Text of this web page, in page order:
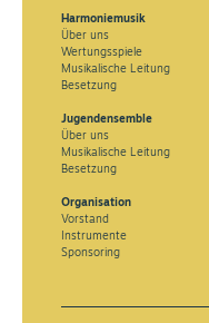
Harmoniemusik
Über uns
Wertungsspiele
Musikalische Leitung
Besetzung
Jugendensemble
Über uns
Musikalische Leitung
Besetzung
Organisation
Vorstand
Instrumente
Sponsoring